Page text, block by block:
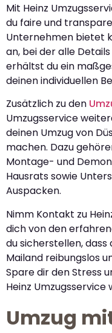
Mit Heinz
du faire und
Unternehmen bietet
an, bei der alle
erhältst du ein
deinen individuellen
Zusätzlich zu den
Umzugsservice
deinen Umzug von
machen. Dazu
Montage- und
Hausrats sowie
Auspacken.
Nimm Kontakt zu
dich von den
du sicherstellen, dass
Mailand reibungslos
Spare dir den Stress
Heinz Umzugsservice
Umzug